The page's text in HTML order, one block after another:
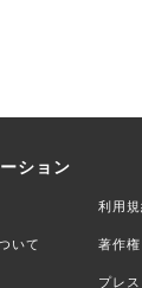
ション
利用
いて 著作
プレ